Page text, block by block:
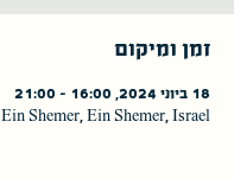
זמן ומיקום
18 ביוני 2024, 16:00 – 21:00
Ein Shemer, Ein Shemer, Israel